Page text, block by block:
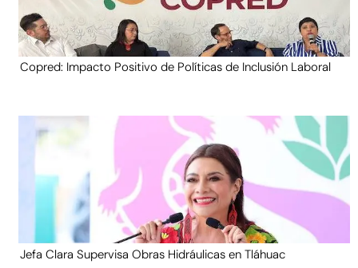
Copred: Impacto Positivo de Políticas de Inclusión Laboral
Jefa Clara Supervisa Obras Hidráulicas en Tláhuac